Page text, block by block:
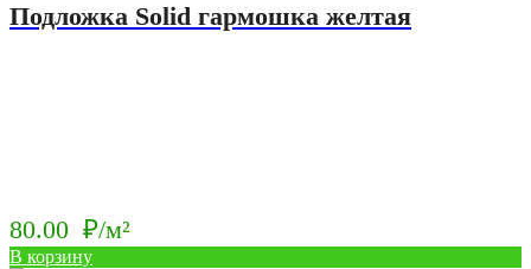
Подложка Solid гармошка желтая
80.00 ₽/м²
В корзину